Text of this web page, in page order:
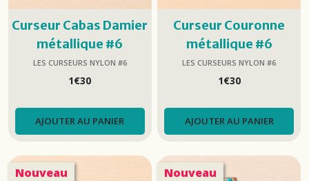
Curseur Cabas Damier
métallique #6
LES CURSEURS NYLON #6
1€30
AJOUTER AU PANIER
Curseur Couronne
métallique #6
LES CURSEURS NYLON #6
1€30
AJOUTER AU PANIER
Nouveau Nouveau